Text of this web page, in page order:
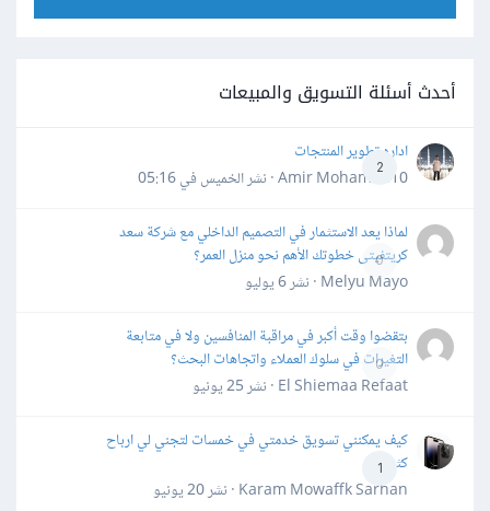
أحدث أسئلة التسويق والمبيعات
2
اداره تطوير المنتجات
Amir Mohamed10 · نشر
الخميس في 05:16
0
لماذا يعد الاستثمار في التصميم الداخلي مع شركة سعد
كريتفيتى خطوتك الأهم نحو منزل العمر؟
Melyu Mayo · نشر
6 يوليو
0
بتقضوا وقت أكبر في مراقبة المنافسين ولا في متابعة
التغيرات في سلوك العملاء واتجاهات البحث؟
El Shiemaa Refaat · نشر
25 يونيو
1
كيف يمكنني تسويق خدمتي في خمسات لتجني لي ارباح
كثيرة
Karam Mowaffk Sarhan · نشر
20 يونيو